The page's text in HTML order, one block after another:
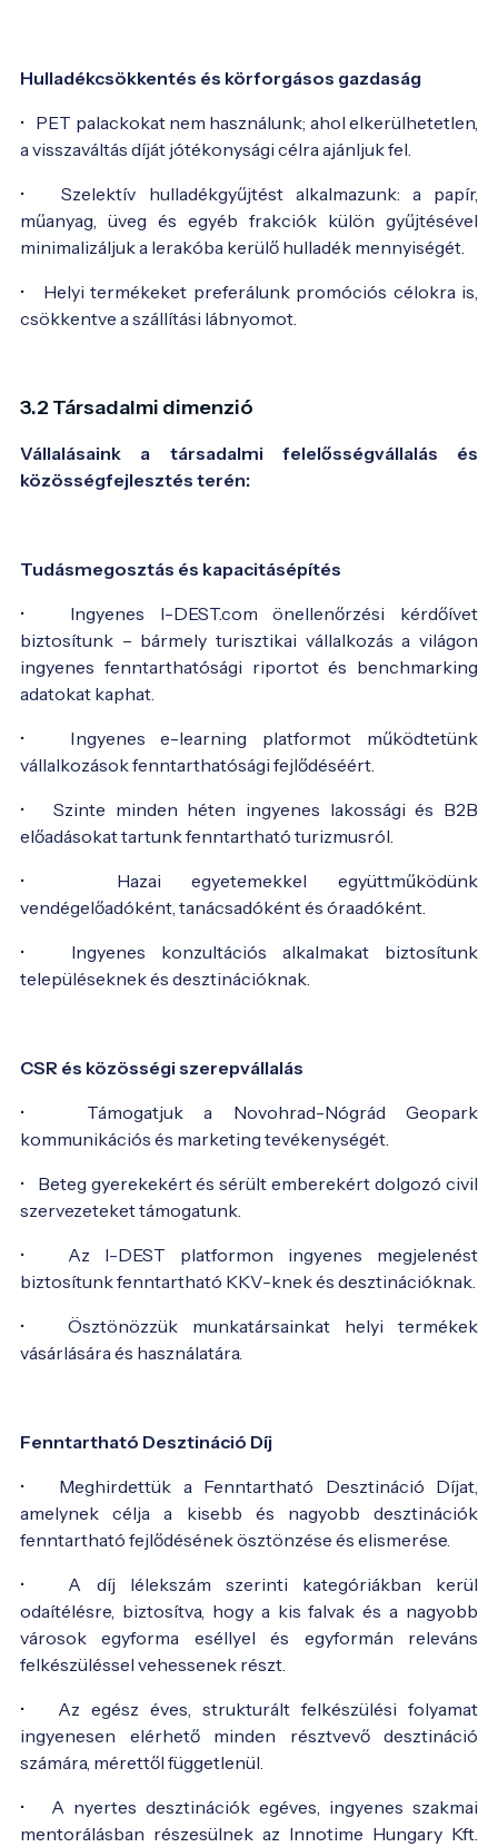
Hulladékcsökkentés és körforgásos gazdaság
• PET palackokat nem használunk; ahol elkerülhetetlen,
a visszaváltás díját jótékonysági célra ajánljuk fel.
• Szelektív hulladékgyűjtést alkalmazunk: a papír,
műanyag, üveg és egyéb frakciók külön gyűjtésével
minimalizáljuk a lerakóba kerülő hulladék mennyiségét.
• Helyi termékeket preferálunk promóciós célokra is,
csökkentve a szállítási lábnyomot.
3.2 Társadalmi dimenzió
Vállalásaink a társadalmi felelősségvállalás és
közösségfejlesztés terén:
Tudásmegosztás és kapacitásépítés
• Ingyenes I-DEST.com önellenőrzési kérdőívet
biztosítunk – bármely turisztikai vállalkozás a világon
ingyenes fenntarthatósági riportot és benchmarking
adatokat kaphat.
• Ingyenes e-learning platformot működtetünk
vállalkozások fenntarthatósági fejlődéséért.
• Szinte minden héten ingyenes lakossági és B2B
előadásokat tartunk fenntartható turizmusról.
• Hazai egyetemekkel együttműködünk
vendégelőadóként, tanácsadóként és óraadóként.
• Ingyenes konzultációs alkalmakat biztosítunk
településeknek és desztinációknak.
CSR és közösségi szerepvállalás
• Támogatjuk a Novohrad-Nógrád Geopark
kommunikációs és marketing tevékenységét.
• Beteg gyerekekért és sérült emberekért dolgozó civil
szervezeteket támogatunk.
• Az I-DEST platformon ingyenes megjelenést
biztosítunk fenntartható KKV-knek és desztinációknak.
• Ösztönözzük munkatársainkat helyi termékek
vásárlására és használatára.
Fenntartható Desztináció Díj
• Meghirdettük a Fenntartható Desztináció Díjat,
amelynek célja a kisebb és nagyobb desztinációk
fenntartható fejlődésének ösztönzése és elismerése.
• A díj lélekszám szerinti kategóriákban kerül
odaítélésre, biztosítva, hogy a kis falvak és a nagyobb
városok egyforma eséllyel és egyformán releváns
felkészüléssel vehessenek részt.
• Az egész éves, strukturált felkészülési folyamat
ingyenesen elérhető minden résztvevő desztináció
számára, mérettől függetlenül.
• A nyertes desztinációk egéves, ingyenes szakmai
mentorálásban részesülnek az Innotime Hungary Kft.